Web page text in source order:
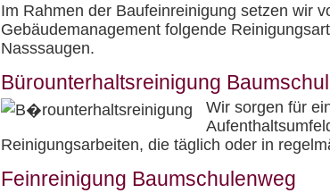
Im Rahmen der Baufeinreinigung setzen wir
Gebäudemanagement folgende
Nasssaugen.
Bürounterhaltsreinigung
Wir sorgen für
Reinigungsarbeiten, die täglich oder in
Feinreinigung Baumschulenweg